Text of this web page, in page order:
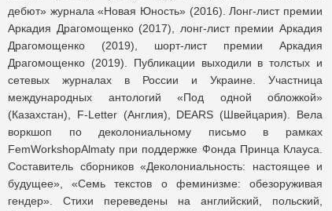
дебют» журнала «Новая Юность» (2016). Лонг-лист премии
Аркадия Драгомощенко (2017), лонг-лист премии Аркадия
Драгомощенко (2019), шорт-лист премии Аркадия
Драгомощенко (2019). Публикации выходили в толстых и
сетевых журналах в России и Украине. Участница
международных антологий «Под одной обложкой»
(Казахстан), F-Letter (Англия), DEARS (Швейцария). Вела
воркшоп по деколониальному письмо в рамках
FemWorkshopAlmaty при поддержке Фонда Принца Клауса.
Составитель сборников «Деколониальность: настоящее и
будущее», «Семь текстов о феминизме: обезоруживая
гендер». Стихи переведены на английский, польский,